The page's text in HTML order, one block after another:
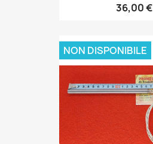
36,00 €
NON DISPONIBILE